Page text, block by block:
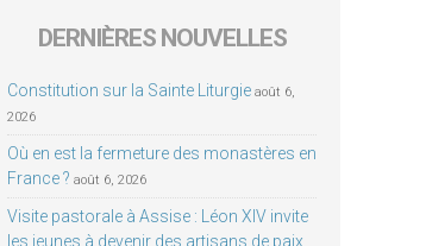
DERNIÈRES NOUVELLES
Constitution sur la Sainte Liturgie août 6,
2026
Où en est la fermeture des monastères en
France ? août 6, 2026
Visite pastorale à Assise : Léon XIV invite
les jeunes à devenir des artisans de paix